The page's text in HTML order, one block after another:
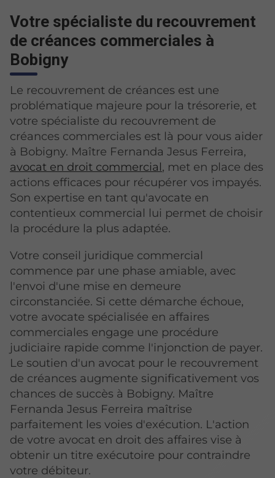
Votre spécialiste du recouvrement
de créances commerciales à
Bobigny
Le recouvrement de créances est une
problématique majeure pour la trésorerie, et
votre spécialiste du recouvrement de
créances commerciales est là pour vous aider
à Bobigny. Maître Fernanda Jesus Ferreira,
avocat en droit commercial, met en place des
actions efficaces pour récupérer vos impayés.
Son expertise en tant qu'avocate en
contentieux commercial lui permet de choisir
la procédure la plus adaptée.
Votre conseil juridique commercial
commence par une phase amiable, avec
l'envoi d'une mise en demeure
circonstanciée. Si cette démarche échoue,
votre avocate spécialisée en affaires
commerciales engage une procédure
judiciaire rapide comme l'injonction de payer.
Le soutien d'un avocat pour le recouvrement
de créances augmente significativement vos
chances de succès à Bobigny. Maître
Fernanda Jesus Ferreira maîtrise
parfaitement les voies d'exécution. L'action
de votre avocat en droit des affaires vise à
obtenir un titre exécutoire pour contraindre
votre débiteur.